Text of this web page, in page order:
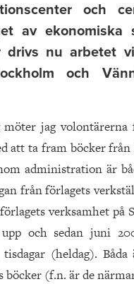
och
av
drivs nu arbetet
och
möter jag
att ta fram böcker
administration är
från förlagets
verksamhet på
och sedan juni
(heldag).
böcker (f.n. är de